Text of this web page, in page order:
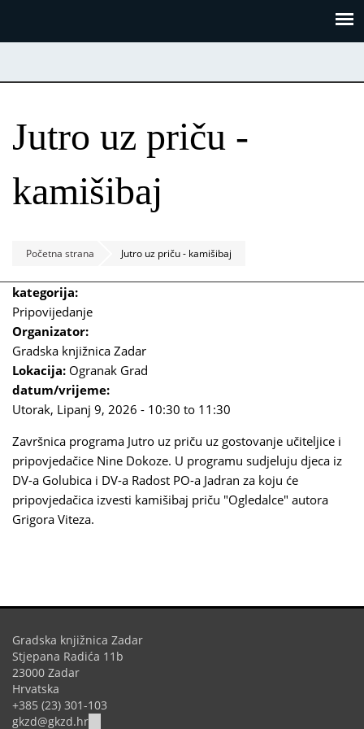
Jutro uz priču -
kamišibaj
Početna strana Jutro uz priču - kamišibaj
kategorija:
Pripovijedanje
Organizator:
Gradska knjižnica Zadar
Lokacija: Ogranak Grad
datum/vrijeme:
Utorak, Lipanj 9, 2026 - 10:30 to 11:30
Završnica programa Jutro uz priču uz gostovanje učiteljice i
pripovjedačice Nine Dokoze. U programu sudjeluju djeca iz
DV-a Golubica i DV-a Radost PO-a Jadran za koju će
pripovjedačica izvesti kamišibaj priču "Ogledalce" autora
Grigora Viteza.
Gradska knjižnica Zadar
Stjepana Radića 11b
23000 Zadar
Hrvatska
+385 (23) 301-103
gkzd@gkzd.hr